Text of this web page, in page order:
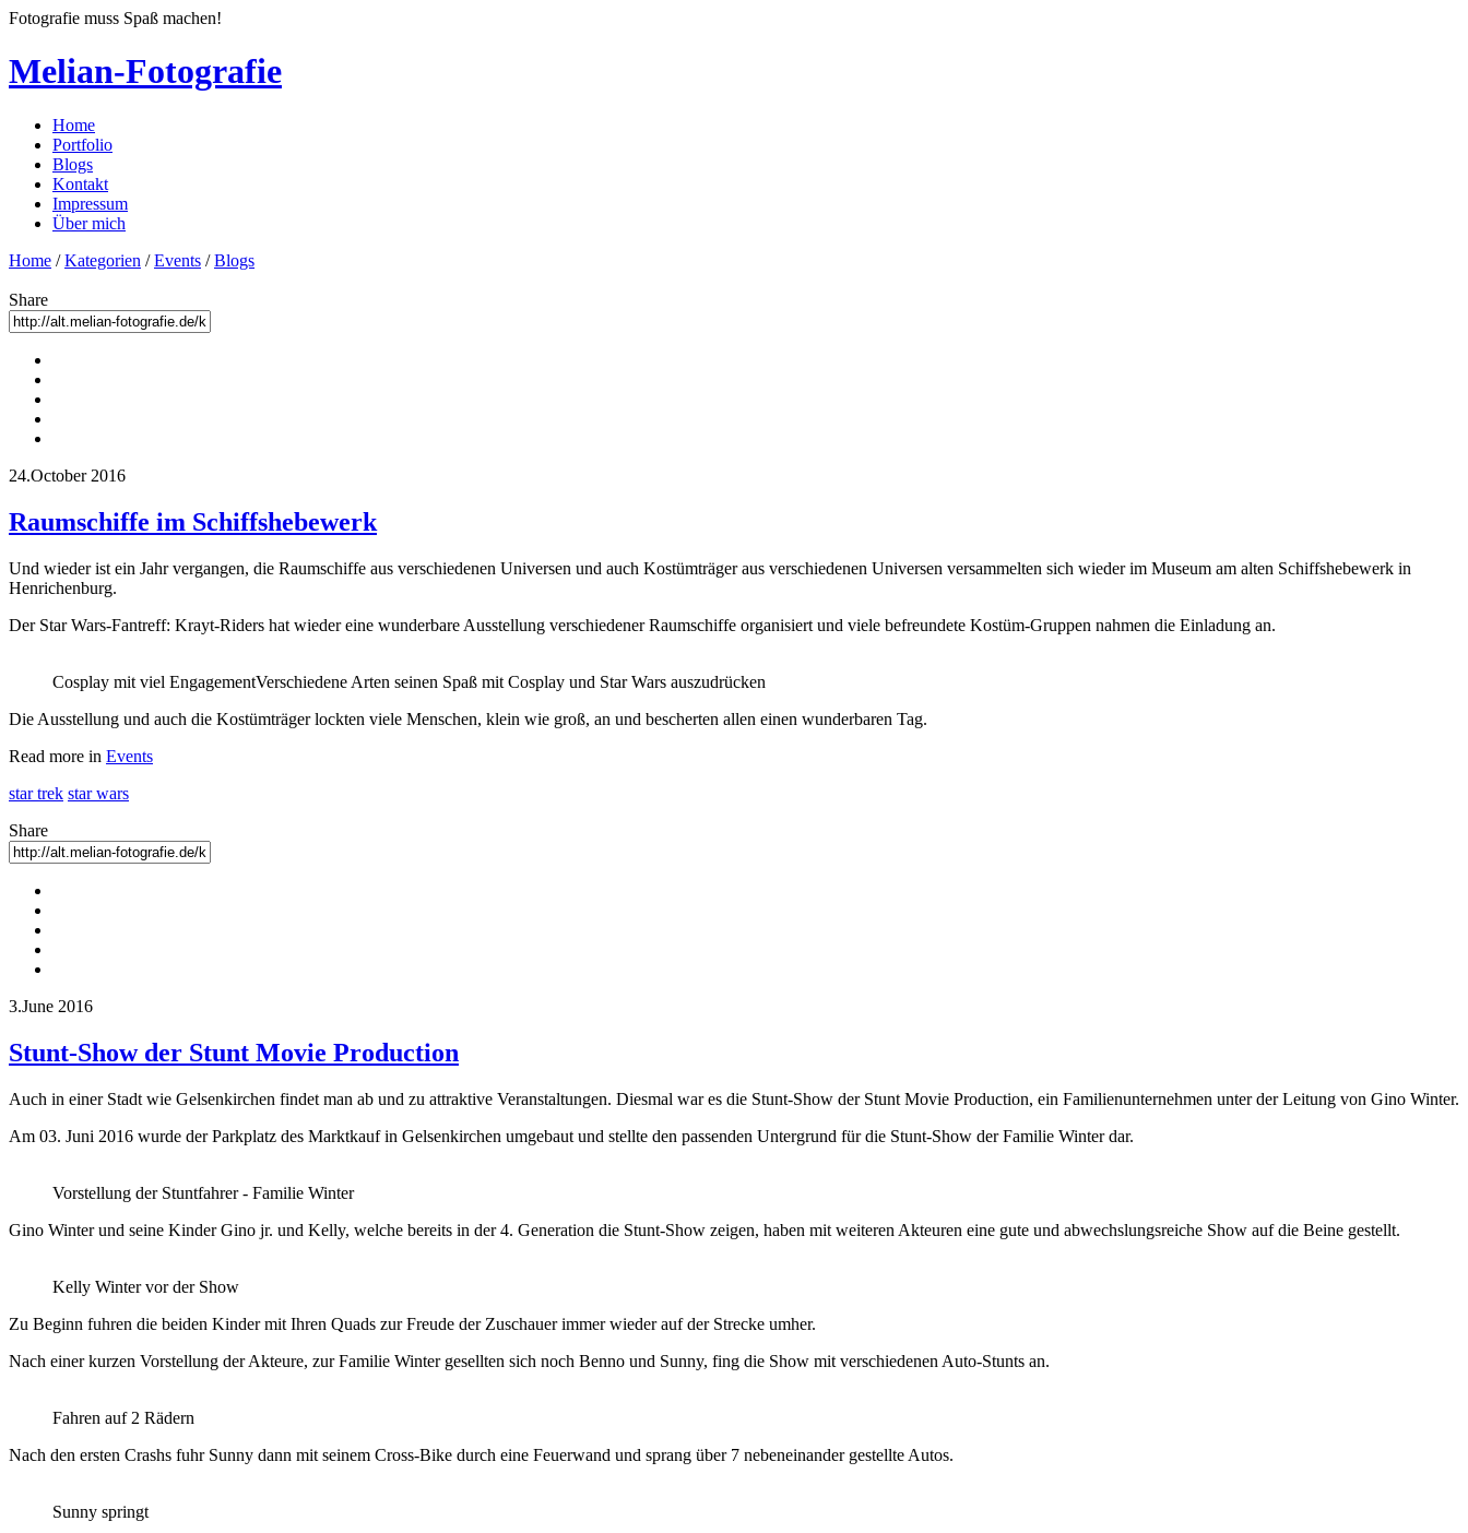
Fotografie muss Spaß machen!
Melian-Fotografie
Home
Portfolio
Blogs
Kontakt
Impressum
Über mich
Home /Kategorien /Events /Blogs
Share
24.October 2016
Raumschiffe im Schiffshebewerk
Und wieder ist ein Jahr vergangen, die Raumschiffe aus verschiedenen Universen und auch Kostümträger aus verschiedenen Universen versammelten sich wieder im Museum am alten Schiffshebewerk in
Henrichenburg.
Der Star Wars-Fantreff: Krayt-Riders hat wieder eine wunderbare Ausstellung verschiedener Raumschiffe organisiert und viele befreundete Kostüm-Gruppen nahmen die Einladung an.
Cosplay mit viel EngagementVerschiedene Arten seinen Spaß mit Cosplay und Star Wars auszudrücken
Die Ausstellung und auch die Kostümträger lockten viele Menschen, klein wie groß, an und bescherten allen einen wunderbaren Tag.
Read more in Events
star trek star wars
Share
3.June 2016
Stunt-Show der Stunt Movie Production
Auch in einer Stadt wie Gelsenkirchen findet man ab und zu attraktive Veranstaltungen. Diesmal war es die Stunt-Show der Stunt Movie Production, ein Familienunternehmen unter der Leitung von Gino Winter.
Am 03. Juni 2016 wurde der Parkplatz des Marktkauf in Gelsenkirchen umgebaut und stellte den passenden Untergrund für die Stunt-Show der Familie Winter dar.
Vorstellung der Stuntfahrer - Familie Winter
Gino Winter und seine Kinder Gino jr. und Kelly, welche bereits in der 4. Generation die Stunt-Show zeigen, haben mit weiteren Akteuren eine gute und abwechslungsreiche Show auf die Beine gestellt.
Kelly Winter vor der Show
Zu Beginn fuhren die beiden Kinder mit Ihren Quads zur Freude der Zuschauer immer wieder auf der Strecke umher.
Nach einer kurzen Vorstellung der Akteure, zur Familie Winter gesellten sich noch Benno und Sunny, fing die Show mit verschiedenen Auto-Stunts an.
Fahren auf 2 Rädern
Nach den ersten Crashs fuhr Sunny dann mit seinem Cross-Bike durch eine Feuerwand und sprang über 7 nebeneinander gestellte Autos.
Sunny springt